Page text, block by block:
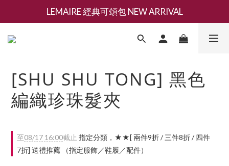
新會員募集現領抵用千元購物金
LEMAIRE 經典可頌包 NEW ARRIVAL
香氛 / 家居 / 餐廚 [ 全館折上兩件9折，三件享85折 】
[SHU SHU TONG] 黑色
編織珍珠髮夾
至08/17 16:00截止 指定分類，★★[ 兩件9折 / 三件8折 / 四件
7折] 送禮推薦 （指定服飾／鞋履／配件）